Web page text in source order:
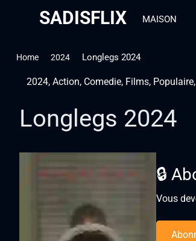
SADISFLIX MAISON
Home 2024 Longlegs 2024
2024, Action, Comedie, Films, Populaire,
Longlegs 2024
🔒
Vous